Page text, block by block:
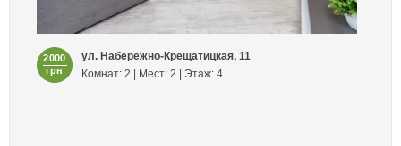
2000
грн
ул. Набережно-Крещатицкая, 11
Комнат: 2 | Мест: 2 | Этаж: 4